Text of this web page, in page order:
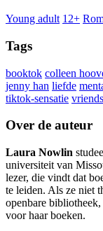
Young adult 12+
Tags
booktok colleen
jenny han liefde
tiktok-sensatie
Over de auteur
Laura Nowlin
universiteit van
lezer, die vindt dat
te leiden. Als ze niet
openbare
voor haar boeken.